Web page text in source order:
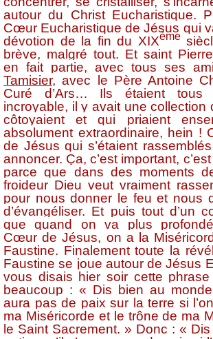
autour du Christ Eucharistique.
Cœur Eucharistique de Jésus qui
dévotion de la fin du XIXème
brève, malgré tout. Et saint
en fait partie, avec tous ses
Tamisier, avec le Père Antoine
Curé d’Ars… Ils étaient tous
incroyable, il y avait une collection
côtoyaient et qui priaient
absolument extraordinaire, hein !
de Jésus qui s’étaient
annoncer. Ça, c’est important,
parce que dans des moments
froideur Dieu veut vraiment
pour nous donner le feu et nous
d’évangéliser. Et puis tout d’un
que quand on va plus
Cœur de Jésus, on a la
Faustine. Finalement toute la
Faustine se joue autour de Jésus
vous disais hier soir cette
beaucoup : « Dis bien au monde
aura pas de paix sur la terre si
ma Miséricorde et le trône de ma
le Saint Sacrement. » Donc : «